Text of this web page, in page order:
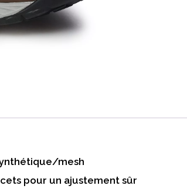
mesh
pour un ajustement sûr